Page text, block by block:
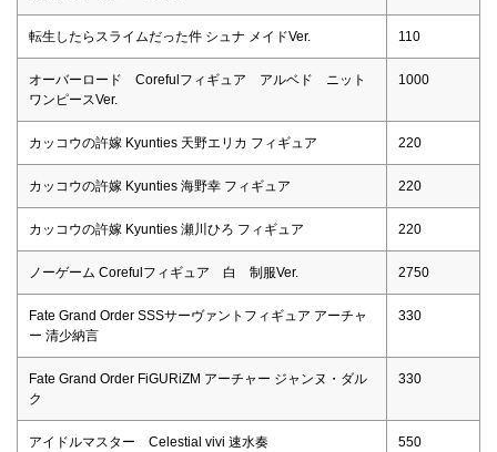
転生したらスライムだった件 シュナ メイドVer. 110
オーバーロード Corefulフィギュア アルベド ニット
ワンピースVer.
1000
カッコウの許嫁 Kyunties 天野エリカ フィギュア 220
カッコウの許嫁 Kyunties 海野幸 フィギュア 220
カッコウの許嫁 Kyunties 瀬川ひろ フィギュア 220
ノーゲーム Corefulフィギュア 白 制服Ver. 2750
Fate Grand Order SSSサーヴァントフィギュア アーチャ
ー 清少納言
330
Fate Grand Order FiGURiZM アーチャー ジャンヌ・ダル
ク
330
アイドルマスター Celestial vivi 速水奏 550